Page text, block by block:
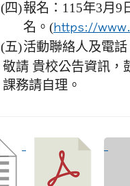
(四)報名：115年3月9
名。(https://
(五)活動聯絡人及電
敬請 貴校公告資訊，
課務請自理。